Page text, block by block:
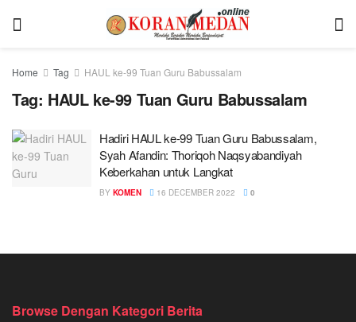
Home Tag HAUL ke-99 Tuan Guru Babussalam
Tag: HAUL ke-99 Tuan Guru Babussalam
Hadiri HAUL ke-99 Tuan Guru Babussalam,
Syah Afandin: Thoriqoh Naqsyabandiyah
Keberkahan untuk Langkat
BY KOMEN 16 DECEMBER 2022 0
Browse Dengan Kategori Berita